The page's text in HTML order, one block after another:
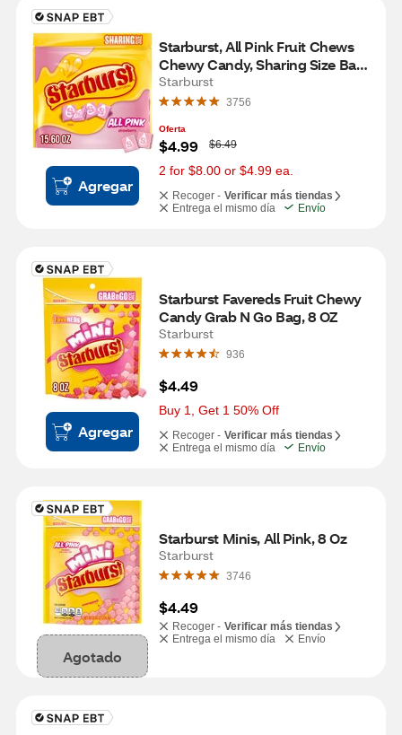
Agregar
Starburst, All Pink Fruit Chews
Chewy Candy, Sharing Size Bag,
15.6 oz
Starburst
3756
Oferta
$4.99
W
a
s
$6.49
2 for $8.00 or $4.99 ea.
Recoger - Verificar más tiendas
Entrega el mismo día
Envío
Agregar
Starburst Favereds Fruit Chewy
Candy Grab N Go Bag, 8 OZ
Starburst
936
$4.49
Buy 1, Get 1 50% Off
Recoger - Verificar más tiendas
Entrega el mismo día
Envío
Agotado
Starburst Minis, All Pink, 8 Oz
Starburst
3746
$4.49
Recoger - Verificar más tiendas
Entrega el mismo día
Envío